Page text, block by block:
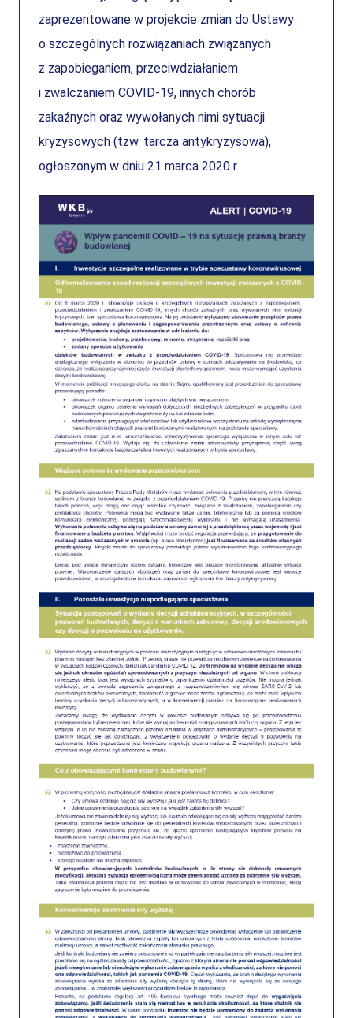
zaprezentowane w projekcie zmian do Ustawy
o szczególnych rozwiązaniach związanych
z zapobieganiem, przeciwdziałaniem
i zwalczaniem COVID-19, innych chorób
zakaźnych oraz wywołanych nimi sytuacji
kryzysowych (tzw. tarcza antykryzysowa),
ogłoszonym w dniu 21 marca 2020 r.